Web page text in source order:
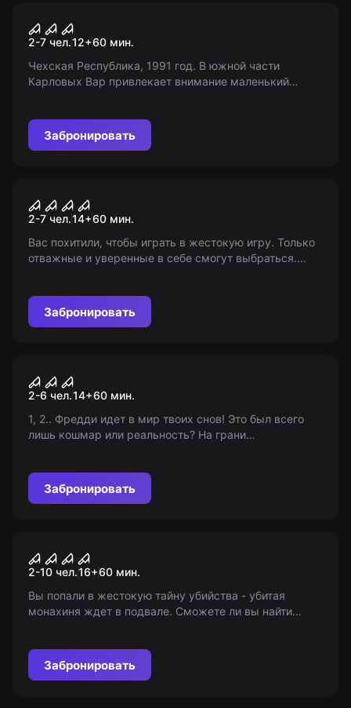
Голос из темноты
2-7 чел.12+60 мин.
Чехская Республика, 1991 год. В южной части
Карловых Вар привлекает внимание маленький
Забронировать
Saag
2-7 чел.14+60 мин.
Вас похитили, чтобы играть в жестокую игру. Только
отважные и уверенные в себе смогут выбраться.
начинается прямо сейчас!
Забронировать
Фредди
2-6 чел.14+60 мин.
1, 2.. Фредди идет в мир твоих снов! Это был всего
лишь кошмар или реальность? На грани
каждый вдох может стать последним... Границы
между сном и реальностью стираются.
Забронировать
Лабиринт Нунны
2-10 чел.16+60 мин.
Вы попали в жестокую тайну убийства - убитая
монахиня ждет в подвале. Сможете ли вы найти
Забронировать